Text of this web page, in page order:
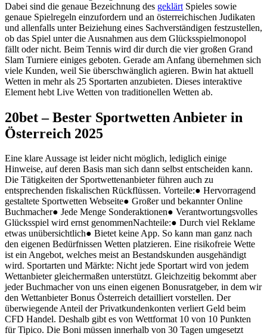
Dabei sind die genaue Bezeichnung des geklärt Spieles sowie
genaue Spielregeln einzufordern und an österreichischen Judikaten
und allenfalls unter Beiziehung eines Sachverständigen festzustellen,
ob das Spiel unter die Ausnahmen aus dem Glücksspielmonopol
fällt oder nicht. Beim Tennis wird dir durch die vier großen Grand
Slam Turniere einiges geboten. Gerade am Anfang übernehmen sich
viele Kunden, weil Sie überschwänglich agieren. Bwin hat aktuell
Wetten in mehr als 25 Sportarten anzubieten. Dieses interaktive
Element hebt Live Wetten von traditionellen Wetten ab.
20bet – Bester Sportwetten Anbieter in
Österreich 2025
Eine klare Aussage ist leider nicht möglich, lediglich einige
Hinweise, auf deren Basis man sich dann selbst entscheiden kann.
Die Tätigkeiten der Sportwettenanbieter führen auch zu
entsprechenden fiskalischen Rückflüssen. Vorteile:● Hervorragend
gestaltete Sportwetten Webseite● Großer und bekannter Online
Buchmacher● Jede Menge Sonderaktionen● Verantwortungsvolles
Glücksspiel wird ernst genommenNachteile:● Durch viel Reklame
etwas unübersichtlich● Bietet keine App. So kann man ganz nach
den eigenen Bedürfnissen Wetten platzieren. Eine risikofreie Wette
ist ein Angebot, welches meist an Bestandskunden ausgehändigt
wird. Sportarten und Märkte: Nicht jede Sportart wird von jedem
Wettanbieter gleichermaßen unterstützt. Gleichzeitig bekommt aber
jeder Buchmacher von uns einen eigenen Bonusratgeber, in dem wir
den Wettanbieter Bonus Österreich detailliert vorstellen. Der
überwiegende Anteil der Privatkundenkonten verliert Geld beim
CFD Handel. Deshalb gibt es von Wettformat 10 von 10 Punkten
für Tipico. Die Boni müssen innerhalb von 30 Tagen umgesetzt